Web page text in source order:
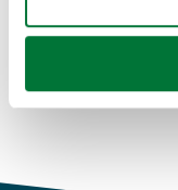
Identificar su
para buscar
Obtenga más